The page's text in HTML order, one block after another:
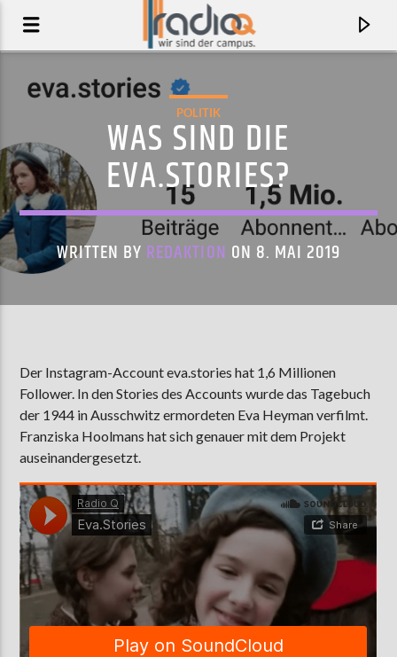
FOR YVES
ROOMER
AKTUELLE SENDUNG
COFFEESHOP
09:00 12:00
ZU HÖREN IN Münster 90,9 MHz Steinfurt103,9 MHz
POLITIK
WAS SIND DIE
EVA.STORIES?
WRITTEN BY REDAKTION ON 8. MAI 2019
Der Instagram-Account eva.stories hat 1,6 Millionen
Follower. In den Stories des Accounts wurde das Tagebuch
der 1944 in Ausschwitz ermordeten Eva Heyman verfilmt.
Franziska Hoolmans hat sich genauer mit dem Projekt
auseinandergesetzt.